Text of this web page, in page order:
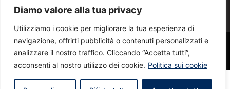
Diamo valore alla tua privacy
Utilizziamo i cookie per migliorare la tua esperienza di
navigazione, offrirti pubblicità o contenuti personalizzati e
analizzare il nostro traffico. Cliccando “Accetta tutti”,
acconsenti al nostro utilizzo dei cookie. Politica sui cookie
® Sabatini & Sabatini Real Estate S.r.l. – Via della Marina 6/8, Porto Ercole,
58018 – P.IVA 01055910531 –Privacy Policy–Cookie Policy